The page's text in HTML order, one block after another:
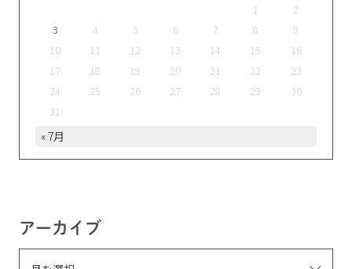
1
2
3
4 5 6 7 8
9
10
11 12 13 14 15
16
17
18 19 20 21 22
23
24
25 26 27 28 29
30
31
« 7月
アーカイブ